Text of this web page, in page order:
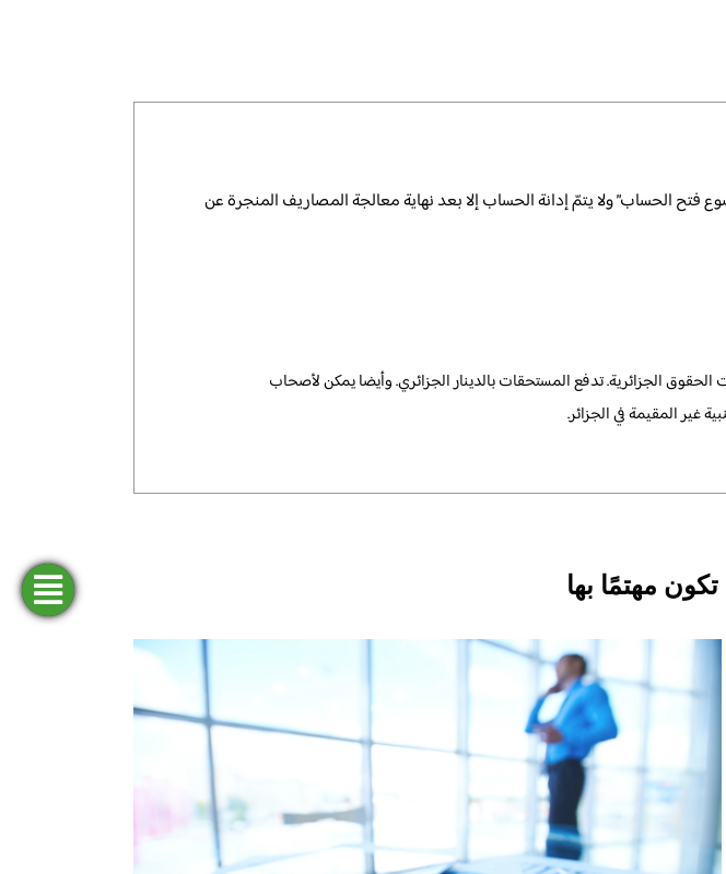
فتح الحساب” ولا يتمّ إدانة الحساب إلا بعد نهاية معالجة المصاريف المنجرة عن
الجزائرية. تدفع المستحقات بالدينار الجزائري. وأيضا يمكن لأصحاب
غير المقيمة في الجزائر.
مهتمًا بها
ابحث
عن
طلب
تمويل
المحاكاة
فتح
حساب